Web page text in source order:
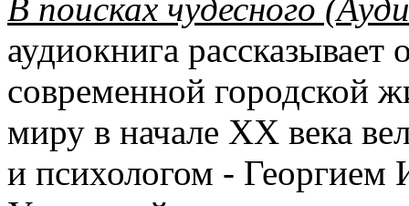
В поисках чудесного
аудиокнига
современной городской
миру в начале XX века
и психологом -